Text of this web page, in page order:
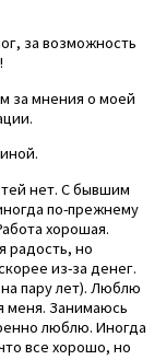
за возможность
за мнения о моей
нет. С бывшим
по-прежнему
хорошая.
радость, но
из-за денег.
пару лет). Люблю
меня. Занимаюсь
люблю. Иногда
все хорошо, но